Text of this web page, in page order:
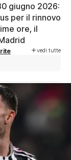
giugno 2026:
per il rinnovo
ore, il
vedi tutte